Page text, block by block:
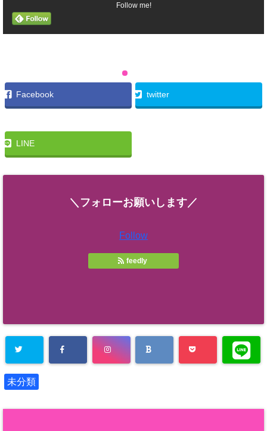
Follow me!
Facebook twitter
LINE
＼フォローお願いします／
Follow
feedly
未分類